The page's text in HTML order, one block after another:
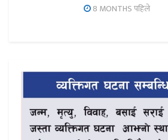
8 MONTHS पहिले